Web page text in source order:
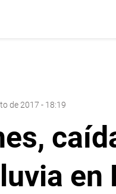
de 2017 - 18:19
en